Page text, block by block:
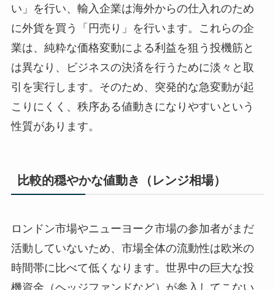
い」を行い、輸入企業は海外からの仕入れのため
に外貨を買う「円売り」を行います。これらの企
業は、純粋な価格変動による利益を狙う投機筋と
は異なり、ビジネスの決済を行うために淡々と取
引を実行します。そのため、突発的な急変動が起
こりにくく、秩序ある値動きになりやすいという
性質があります。
比較的穏やかな値動き（レンジ相場）
ロンドン市場やニューヨーク市場の参加者がまだ
活動していないため、市場全体の流動性は欧米の
時間帯に比べて低くなります。世界中の巨大な投